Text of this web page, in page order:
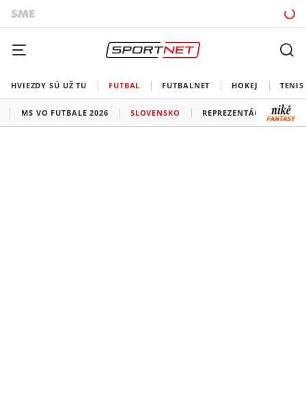
HVIEZDY SÚ UŽ TU FUTBAL FUTBALNET HOKEJ TENIS
MS VO FUTBALE 2026 SLOVENSKO REPREZENTÁCIE